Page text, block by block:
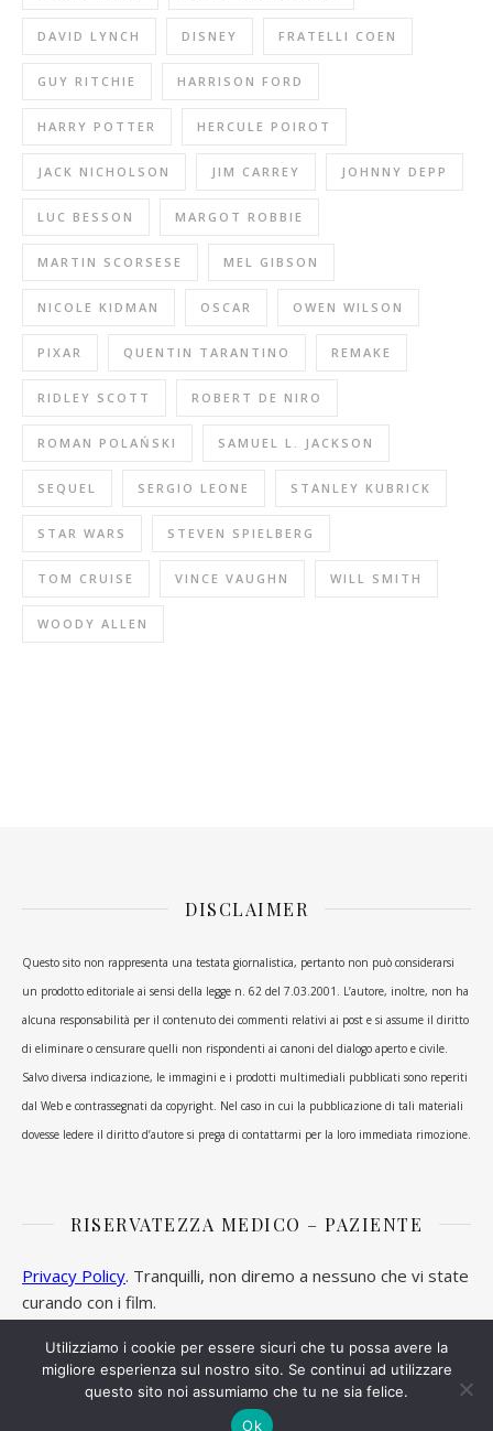
DAVID LYNCH DISNEY FRATELLI COEN
GUY RITCHIE HARRISON FORD
HARRY POTTER HERCULE POIROT
JACK NICHOLSON JIM CARREY JOHNNY DEPP
LUC BESSON MARGOT ROBBIE
MARTIN SCORSESE MEL GIBSON
NICOLE KIDMAN OSCAR OWEN WILSON
PIXAR QUENTIN TARANTINO REMAKE
RIDLEY SCOTT ROBERT DE NIRO
ROMAN POLAŃSKI SAMUEL L. JACKSON
SEQUEL SERGIO LEONE STANLEY KUBRICK
STAR WARS STEVEN SPIELBERG
TOM CRUISE VINCE VAUGHN WILL SMITH
WOODY ALLEN
DISCLAIMER
Questo sito non rappresenta una testata giornalistica, pertanto non può considerarsi
un prodotto editoriale ai sensi della legge n. 62 del 7.03.2001. L’autore, inoltre, non ha
alcuna responsabilità per il contenuto dei commenti relativi ai post e si assume il diritto
di eliminare o censurare quelli non rispondenti ai canoni del dialogo aperto e civile.
Salvo diversa indicazione, le immagini e i prodotti multimediali pubblicati sono reperiti
dal Web e contrassegnati da copyright. Nel caso in cui la pubblicazione di tali materiali
dovesse ledere il diritto d’autore si prega di contattarmi per la loro immediata rimozione.
RISERVATEZZA MEDICO – PAZIENTE
Privacy Policy. Tranquilli, non diremo a nessuno che vi state
curando con i film.
Ashe Tema di WP Royal
Utilizziamo i cookie per essere sicuri che tu possa avere la
migliore esperienza sul nostro sito. Se continui ad utilizzare
questo sito noi assumiamo che tu ne sia felice.
Ok